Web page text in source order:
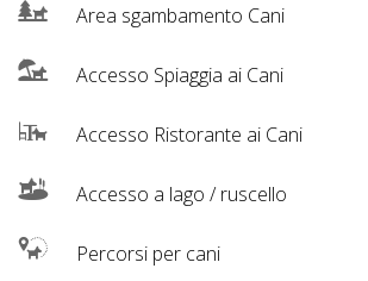
Inserisci
Attività
Accedi
Registrati
Area sgambamento Cani
Accesso Spiaggia ai Cani
Accesso Ristorante ai Cani
Accesso a lago / ruscello
Percorsi per cani